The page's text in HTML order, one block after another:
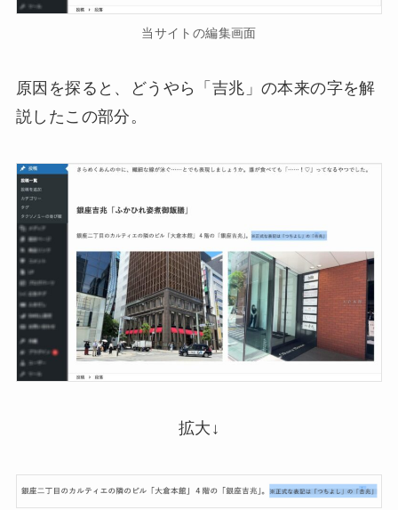
当サイトの編集画面
原因を探ると、どうやら「吉兆」の本来の字を解
説したこの部分。
拡大↓